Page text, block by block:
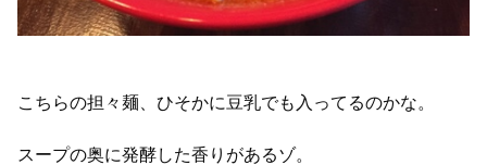
こちらの担々麺、ひそかに豆乳でも入ってるのかな。
スープの奥に発酵した香りがあるゾ。